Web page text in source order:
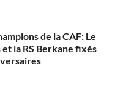
de la CAF: Le
et la RS Berkane fixés